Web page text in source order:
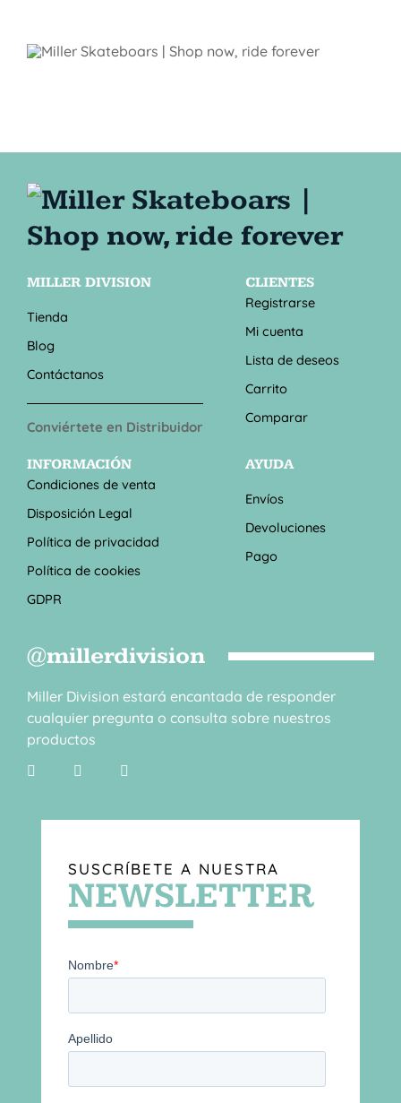
MILLER DIVISION
Tienda
Blog
Contáctanos
Conviértete en Distribuidor
CLIENTES
Registrarse
Mi cuenta
Lista de deseos
Carrito
Comparar
INFORMACIÓN
Condiciones de venta
Disposición Legal
Política de privacidad
Política de cookies
GDPR
AYUDA
Envíos
Devoluciones
Pago
@millerdivision
Miller Division estará encantada de responder
cualquier pregunta o consulta sobre nuestros
productos
SUSCRÍBETE A NUESTRA
NEWSLETTER